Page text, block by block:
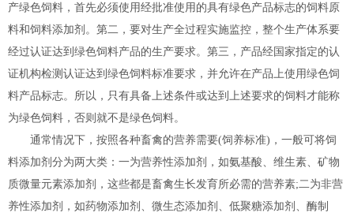
产绿色饲料，首先必须使用经批准使用的具有绿色产品标志的饲料原
料和饲料添加剂。第二，要对生产全过程实施监控，整个生产体系要
经过认证达到绿色饲料产品的生产要求。第三，产品经国家指定的认
证机构检测认证达到绿色饲料标准要求，并允许在产品上使用绿色饲
料产品标志。所以，只有具备上述条件或达到上述要求的饲料才能称
为绿色饲料，否则就不是绿色饲料。
通常情况下，按照各种畜禽的营养需要(饲养标准)，一般可将饲
料添加剂分为两大类：一为营养性添加剂，如氨基酸、维生素、矿物
质微量元素添加剂，这些都是畜禽生长发育所必需的营养素;二为非营
养性添加剂，如药物添加剂、微生态添加剂、低聚糖添加剂、酶制